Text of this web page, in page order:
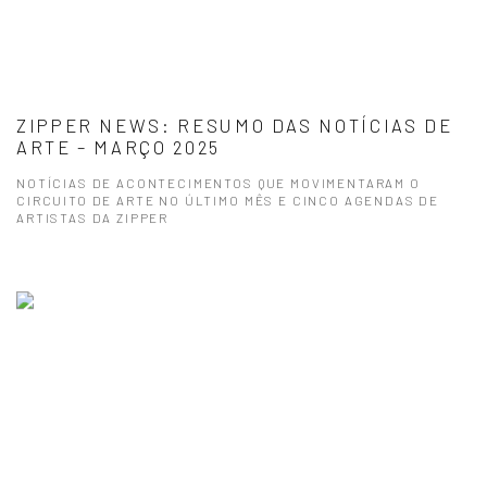
ZIPPER NEWS: RESUMO DAS NOTÍCIAS DE
ARTE – MARÇO 2025
NOTÍCIAS DE ACONTECIMENTOS QUE MOVIMENTARAM O
CIRCUITO DE ARTE NO ÚLTIMO MÊS E CINCO AGENDAS DE
ARTISTAS DA ZIPPER